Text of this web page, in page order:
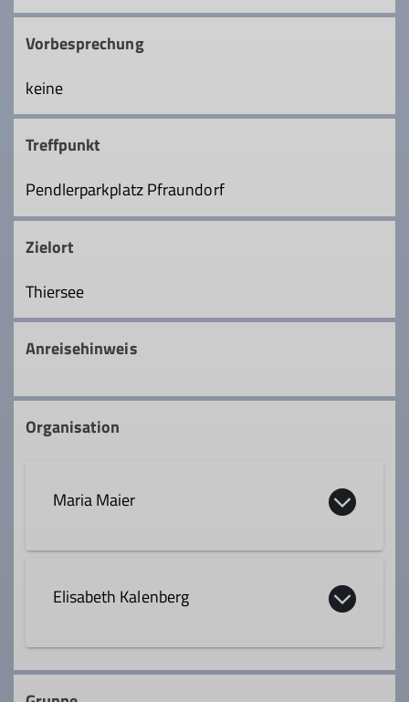
Vorbesprechung
keine
Treffpunkt
Pendlerparkplatz Pfraundorf
Zielort
Thiersee
Anreisehinweis
Organisation
Maria Maier
Qualifikationen
Elisabeth Kalenberg
0179 1196802